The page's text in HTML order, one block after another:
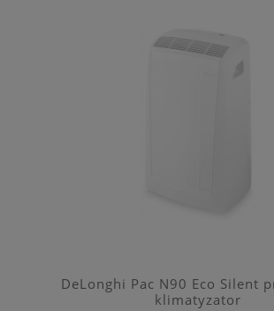
DeLonghi Pac N90 Eco Silent
klimatyzator